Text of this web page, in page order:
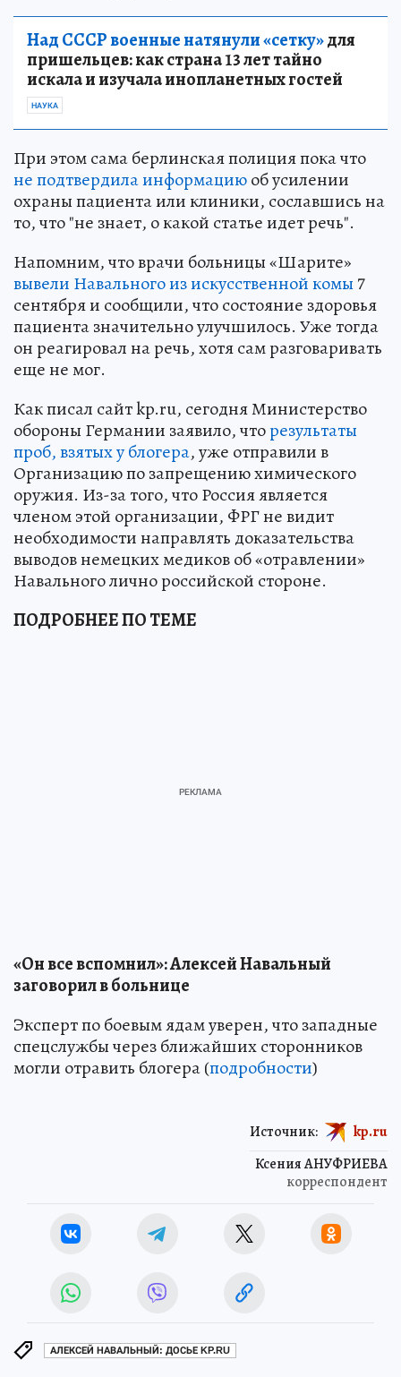
Над СССР военные натянули «сетку»для
пришельцев: как страна 13 лет тайно
искала и изучала инопланетных гостей
НАУКА
При этом сама берлинская полиция пока что
не подтвердила информациюоб усилении
охраны пациента или клиники, сославшись на
то, что "не знает, о какой статье идет речь".
Напомним, что врачи больницы «Шарите»
вывели Навального из искусственной комы 7
сентября и сообщили, что состояние здоровья
пациента значительно улучшилось. Уже тогда
он реагировал на речь, хотя сам разговаривать
еще не мог.
Как писал сайт kp.ru, сегодня Министерство
обороны Германии заявило, чторезультаты
проб, взятых у блогера, уже отправили в
Организацию по запрещению химического
оружия. Из-за того, что Россия является
членом этой организации, ФРГ не видит
необходимости направлять доказательства
выводов немецких медиков об «отравлении»
Навального лично российской стороне.
ПОДРОБНЕЕ ПО ТЕМЕ
«Он все вспомнил»: Алексей Навальный
заговорил в больнице
Эксперт по боевым ядам уверен, что западные
спецслужбы через ближайших сторонников
могли отравить блогера (подробности)
Ксения АНУФРИЕВА
корреспондент
Источник: kp.ru
АЛЕКСЕЙ НАВАЛЬНЫЙ: ДОСЬЕ KP.RU